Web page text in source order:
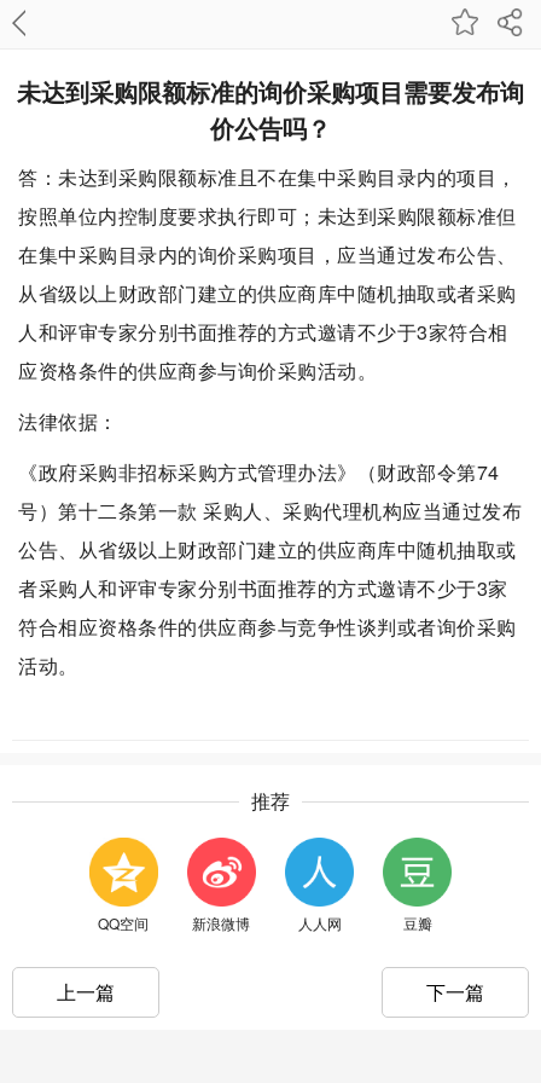
未达到采购限额标准的询价采购项目需要发布询
价公告吗？
答：未达到采购限额标准且不在集中采购目录内的项目，
按照单位内控制度要求执行即可；未达到采购限额标准但
在集中采购目录内的询价采购项目，应当通过发布公告、
从省级以上财政部门建立的供应商库中随机抽取或者采购
人和评审专家分别书面推荐的方式邀请不少于3家符合相
应资格条件的供应商参与询价采购活动。
法律依据：
《政府采购非招标采购方式管理办法》（财政部令第74
号）第十二条第一款 采购人、采购代理机构应当通过发布
公告、从省级以上财政部门建立的供应商库中随机抽取或
者采购人和评审专家分别书面推荐的方式邀请不少于3家
符合相应资格条件的供应商参与竞争性谈判或者询价采购
活动。
推荐
QQ空间 新浪微博 人人网 豆瓣
上一篇 下一篇